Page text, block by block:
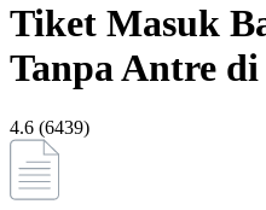
Tiket Masuk
Tanpa Antre
4.6 (6439)